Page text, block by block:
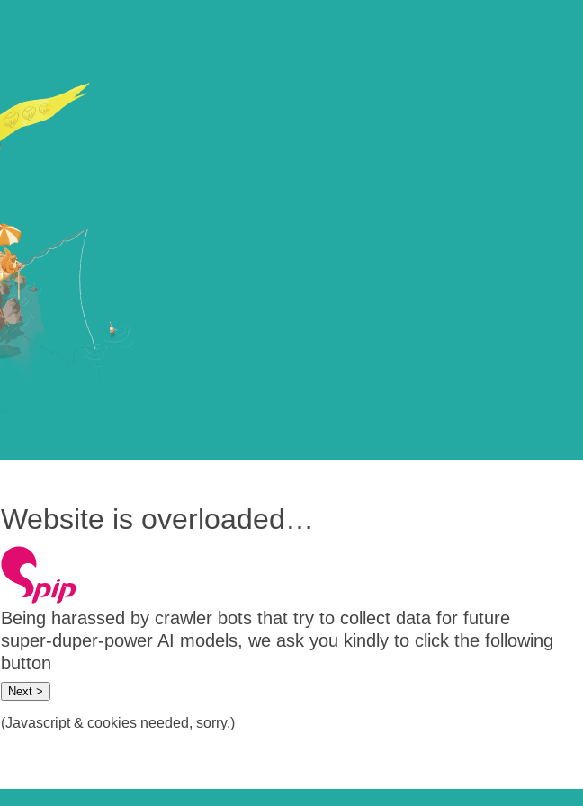
Website is overloaded…
Being harassed by crawler bots that try to collect data for future
super-duper-power AI models, we ask you kindly to click the following
button
Next >
(Javascript & cookies needed, sorry.)